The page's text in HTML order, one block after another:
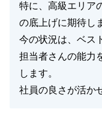
特に、高級エリア
の底上げに期待し
今の状況は、ベス
担当者さんの能力
します。
社員の良さが活か